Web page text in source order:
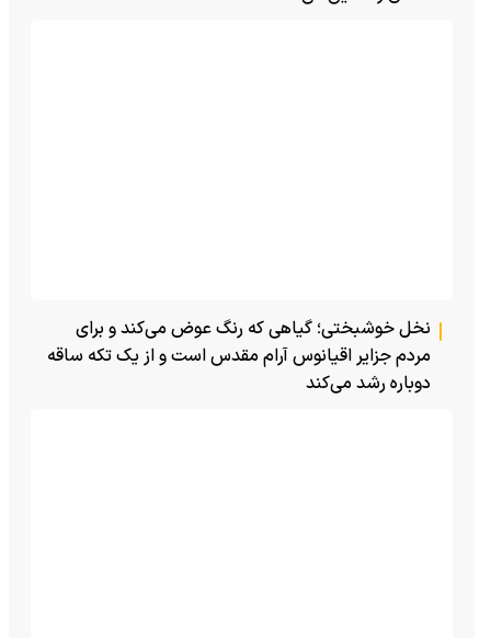
نخل خوشبختی؛ گیاهی که رنگ عوض می‌کند و برای
مردم جزایر اقیانوس آرام مقدس است و از یک تکه ساقه
دوباره رشد می‌کند